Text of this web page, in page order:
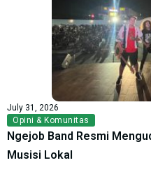
July 31, 2026
Opini & Komunitas
Ngejob Band Resmi
Musisi Lokal